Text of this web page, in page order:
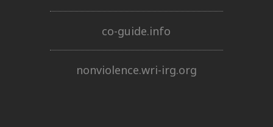
co-guide.info
nonviolence.wri-irg.org